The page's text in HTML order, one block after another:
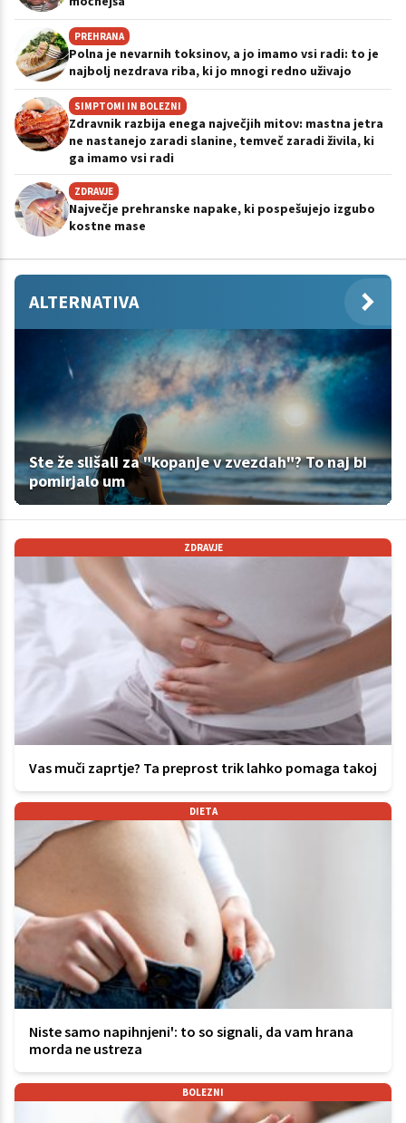
PREHRANA
Polna je nevarnih toksinov, a jo imamo vsi radi: to je
najbolj nezdrava riba, ki jo mnogi redno uživajo
SIMPTOMI IN BOLEZNI
Zdravnik razbija enega največjih mitov: mastna jetra
ne nastanejo zaradi slanine, temveč zaradi živila, ki
ga imamo vsi radi
ZDRAVJE
Največje prehranske napake, ki pospešujejo izgubo
kostne mase
ALTERNATIVA
Ste že slišali za "kopanje v zvezdah"? To naj bi
pomirjalo um
ZDRAVJE
Vas muči zaprtje? Ta preprost trik lahko pomaga takoj
DIETA
Niste samo napihnjeni': to so signali, da vam hrana
morda ne ustreza
BOLEZNI